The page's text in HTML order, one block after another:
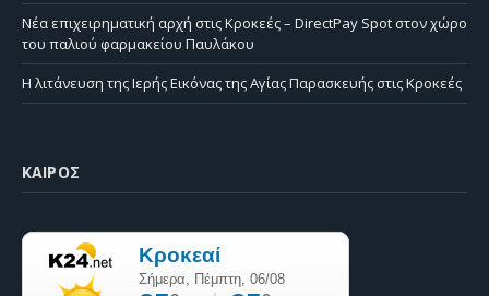
Νέα επιχειρηματική αρχή στις Κροκεές – DirectPay Spot στον χώρο
του παλιού φαρμακείου Παυλάκου
Η λιτάνευση της Ιερής Εικόνας της Αγίας Παρασκευής στις Κροκεές
ΚΑΙΡΌΣ